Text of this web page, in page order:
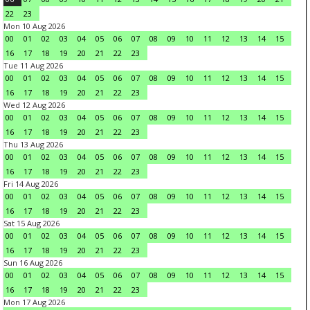
22
23
Mon 10 Aug 2026
00
01 02 03 04 05 06 07 08 09 10 11 12 13 14
15
16
17 18 19 20 21 22
23
Tue 11 Aug 2026
00
01 02 03 04 05 06 07 08 09 10 11 12 13 14
15
16
17 18 19 20 21 22
23
Wed 12 Aug 2026
00
01 02 03 04 05 06 07 08 09 10 11 12 13 14
15
16
17 18 19 20 21 22
23
Thu 13 Aug 2026
00
01 02 03 04 05 06 07 08 09 10 11 12 13 14
15
16
17 18 19 20 21 22
23
Fri 14 Aug 2026
00
01 02 03 04 05 06 07 08 09 10 11 12 13 14
15
16
17 18 19 20 21 22
23
Sat 15 Aug 2026
00
01 02 03 04 05 06 07 08 09 10 11 12 13 14
15
16
17 18 19 20 21 22
23
Sun 16 Aug 2026
00
01 02 03 04 05 06 07 08 09 10 11 12 13 14
15
16
17 18 19 20 21 22
23
Mon 17 Aug 2026